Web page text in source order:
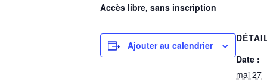
Accès libre, sans inscription
Ajouter au calendrier
Date :
mai 27